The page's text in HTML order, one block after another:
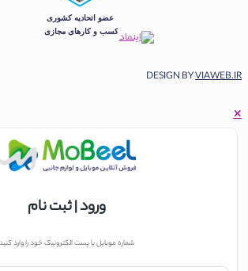
DESIGN BY
ورود | ثبت نام
شماره موبایل یا پست الکترونیک خود را وارد کنید